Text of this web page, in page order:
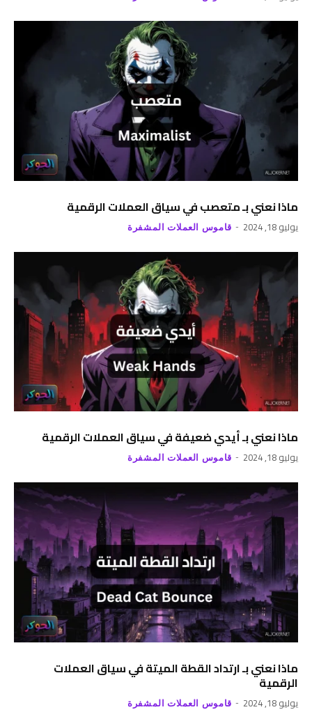
ماذا نعني بـ متعصب في سياق العملات الرقمية
يوليو 18, 2024 قاموس العملات المشفرة
ماذا نعني بـ أيدي ضعيفة في سياق العملات الرقمية
يوليو 18, 2024 قاموس العملات المشفرة
ماذا نعني بـ ارتداد القطة الميتة في سياق العملات
الرقمية
يوليو 18, 2024 قاموس العملات المشفرة